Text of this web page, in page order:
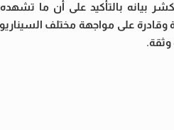
بيانه بالتأكيد على أن ما
على مواجهة مختلف
وثقة.